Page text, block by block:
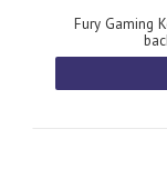
Fury Gaming